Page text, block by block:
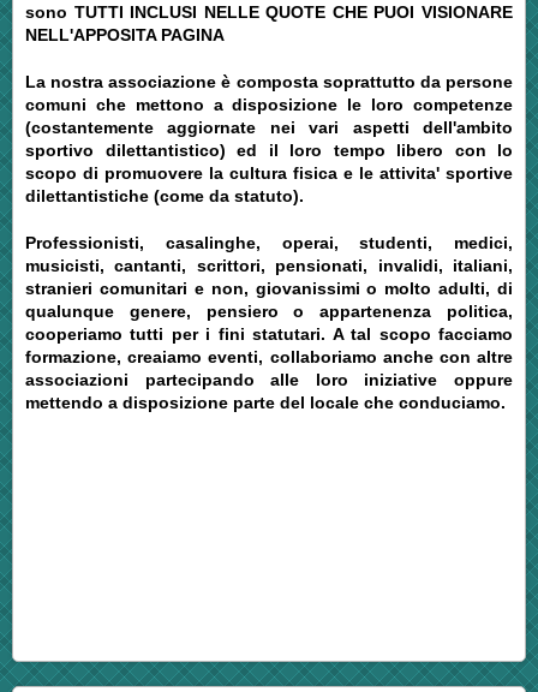
sono TUTTI INCLUSI NELLE QUOTE CHE PUOI VISIONARE
NELL'APPOSITA PAGINA
La nostra associazione è composta soprattutto da persone
comuni che mettono a disposizione le loro competenze
(costantemente aggiornate nei vari aspetti dell'ambito
sportivo dilettantistico) ed il loro tempo libero con lo
scopo di promuovere la cultura fisica e le attivita' sportive
dilettantistiche (come da statuto).
Professionisti, casalinghe, operai, studenti, medici,
musicisti, cantanti, scrittori, pensionati, invalidi, italiani,
stranieri comunitari e non, giovanissimi o molto adulti, di
qualunque genere, pensiero o appartenenza politica,
cooperiamo tutti per i fini statutari. A tal scopo facciamo
formazione, creaiamo eventi, collaboriamo anche con altre
associazioni partecipando alle loro iniziative oppure
mettendo a disposizione parte del locale che conduciamo.